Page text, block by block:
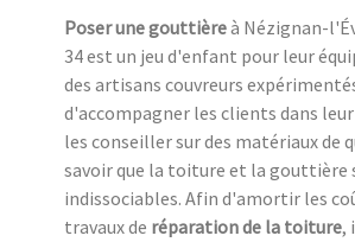
Poser une gouttièreà Nézignan-
34 est un jeu d'enfant pour leur
des artisans couvreurs
d'accompagner les clients dans
les conseiller sur des matériaux de
savoir que la toiture et la gouttière
indissociables. Afin d'amortir les
travaux de réparation de la toiture,